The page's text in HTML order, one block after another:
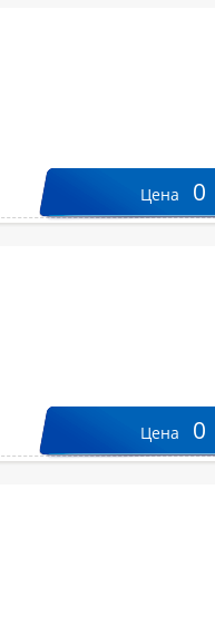
Цена 0
Цена 0